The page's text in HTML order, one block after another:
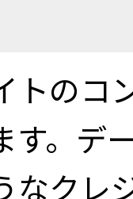
トのコ
す。デ
なクレ